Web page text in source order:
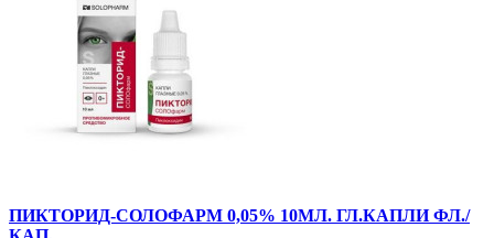
ПИКТОРИД-СОЛОФАРМ 0,05% 10МЛ. ГЛ.КАПЛИ ФЛ./